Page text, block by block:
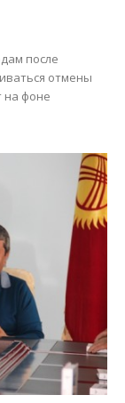
после
отмены
на фоне